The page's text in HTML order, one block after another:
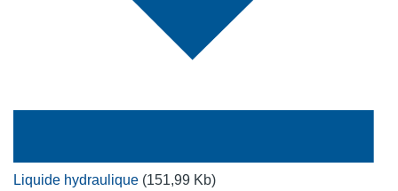
Liquide hydraulique (151,99 Kb)